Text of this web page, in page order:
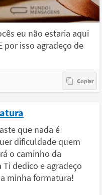
eu não estaria aqui
por isso agradeço de
que nada é
dificuldade quem
o caminho da
Ti dedico e agradeço
minha formatura!